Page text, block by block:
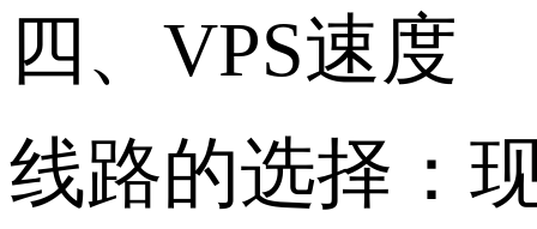
四、VPS速度
线路的选择：